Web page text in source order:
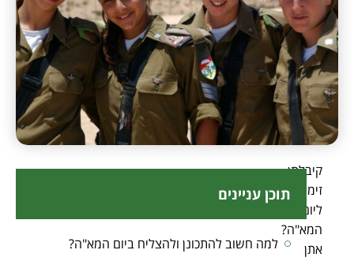
קיבלתן
זימון
ליום
המא"ה?
אתן
תוכן עניינים
למה חשוב להתכונן ולהצליח ביום המא"ה?